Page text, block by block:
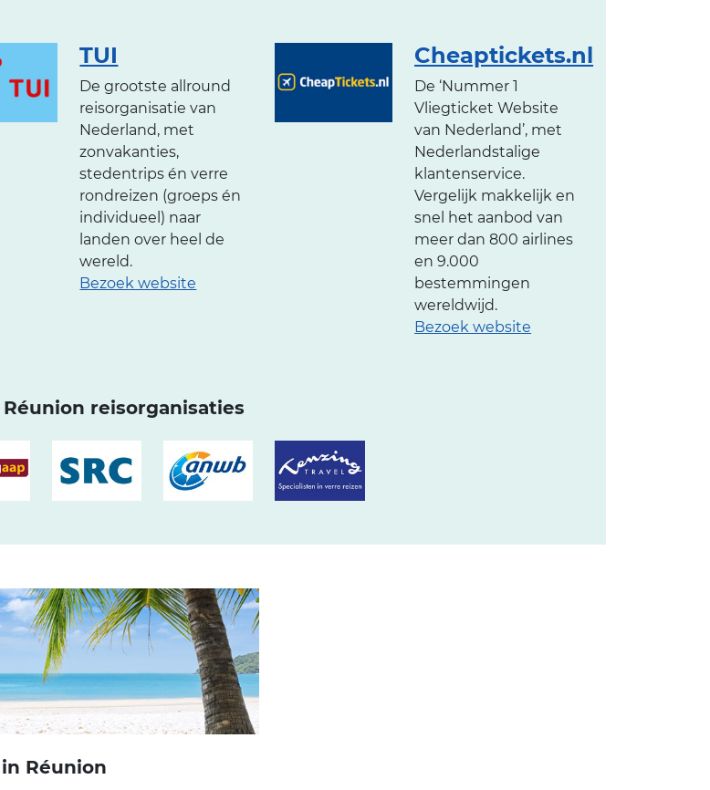
TUI
De grootste allround
reisorganisatie van
Nederland, met
zonvakanties,
stedentrips én verre
rondreizen (groeps én
individueel) naar
landen over heel de
wereld.
Bezoek website
Cheaptickets.nl
De ‘Nummer 1
Vliegticket Website
van Nederland’, met
Nederlandstalige
klantenservice.
Vergelijk makkelijk en
snel het aanbod van
meer dan 800 airlines
en 9.000
bestemmingen
wereldwijd.
Bezoek website
Réunion reisorganisaties
Réunion